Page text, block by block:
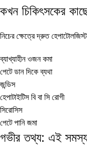
কখন চিকিৎসকের
নিচের ক্ষেত্রে দ্রুত
ব্যাখ্যাহীন ওজন কমা
পেটে ডান দিকে ব্যথা
জন্ডিস
হেপাটাইটিস বি বা সি রোগী
সিরোসিস
পেটে পানি জমা
গভীর তথ্য: এই